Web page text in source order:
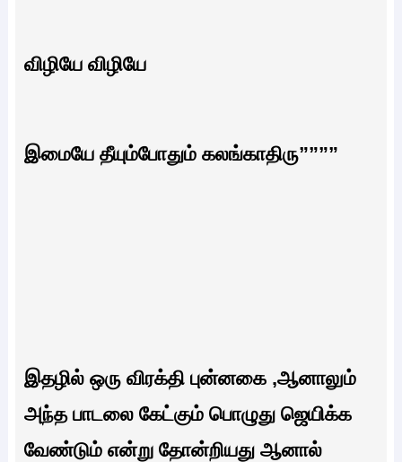
விழியே விழியே
இமையே தீயும்போதும் கலங்காதிரு””””
இதழில் ஒரு விரக்தி புன்னகை ,ஆனாலும்
அந்த பாடலை கேட்கும் பொழுது ஜெயிக்க
வேண்டும் என்று தோன்றியது ஆனால்